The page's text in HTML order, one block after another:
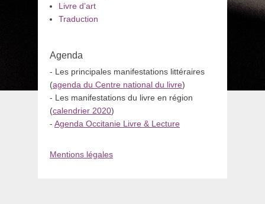
Livre d’art
Traduction
Agenda
- Les principales manifestations littéraires
(agenda du Centre national du livre)
- Les manifestations du livre en région
(calendrier 2020)
- Agenda Occitanie Livre & Lecture
Mentions légales